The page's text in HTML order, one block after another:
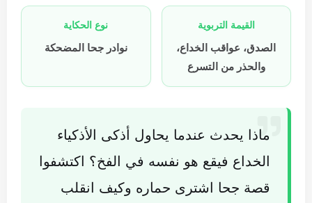
القيمة التربوية
الصدق، عواقب الخداع،
والحذر من التسرع
نوع الحكاية
نوادر جحا المضحكة
ماذا يحدث عندما يحاول أذكى الأذكياء
الخداع فيقع هو نفسه في الفخ؟ اكتشفوا
قصة جحا اشترى حماره وكيف انقلب